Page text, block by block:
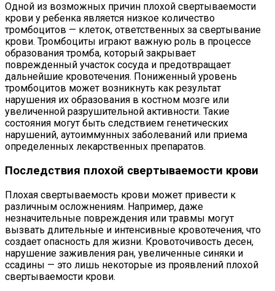
Одной из возможных причин плохой свертываемости
крови у ребенка является низкое количество
тромбоцитов — клеток, ответственных за свертывание
крови. Тромбоциты играют важную роль в процессе
образования тромба, который закрывает
поврежденный участок сосуда и предотвращает
дальнейшие кровотечения. Пониженный уровень
тромбоцитов может возникнуть как результат
нарушения их образования в костном мозге или
увеличенной разрушительной активности. Такие
состояния могут быть следствием генетических
нарушений, аутоиммунных заболеваний или приема
определенных лекарственных препаратов.
Последствия плохой свертываемости крови
Плохая свертываемость крови может привести к
различным осложнениям. Например, даже
незначительные повреждения или травмы могут
вызвать длительные и интенсивные кровотечения, что
создает опасность для жизни. Кровоточивость десен,
нарушение заживления ран, увеличенные синяки и
ссадины — это лишь некоторые из проявлений плохой
свертываемости крови.